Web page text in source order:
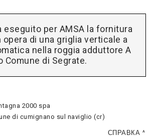
eseguito per AMSA la fornitura
opera di una griglia verticale a
nella roggia adduttore A
Comune di Segrate.
2000 spa
di cumignano sul naviglio (cr)
СПРАВКА